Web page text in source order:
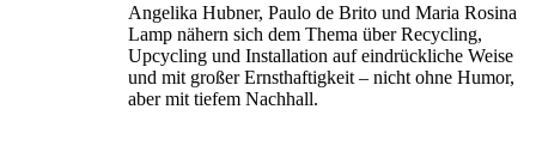
Angelika Hubner, Paulo de Brito und Maria Rosina
Lamp nähern sich dem Thema über Recycling,
Upcycling und Installation auf eindrückliche Weise
und mit großer Ernst­haftigkeit – nicht ohne Humor,
aber mit tiefem Nachhall.